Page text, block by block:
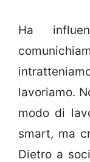
Ha
lavoriamo.
modo di
smart, ma
Dietro a